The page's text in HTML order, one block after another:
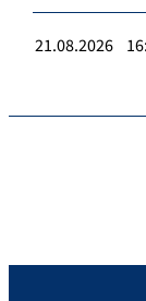
21.08.2026